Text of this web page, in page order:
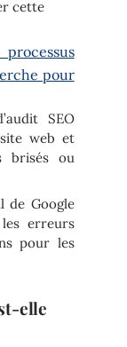
cette
pour
SEO
site web et
brisés ou
de Google
erreurs
pour les
elle